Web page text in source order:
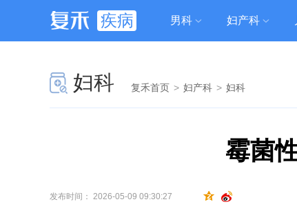
疾病 男科 妇产科
妇科 复禾首页 > 妇产科 > 妇科
霉菌
发布时间： 2026-05-09 09:30:27